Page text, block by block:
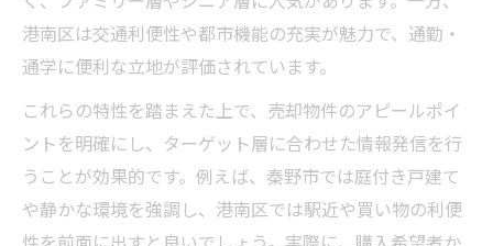
港南区は交通利便性や都市機能の充実が魅力で、通勤・
通学に便利な立地が評価されています。
これらの特性を踏まえた上で、売却物件のアピールポイ
ントを明確にし、ターゲット層に合わせた情報発信を行
うことが効果的です。例えば、秦野市では庭付き戸建て
や静かな環境を強調し、港南区では駅近や買い物の利便